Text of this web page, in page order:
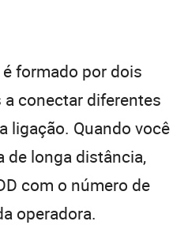
formado por dois
conectar diferentes
ligação. Quando você
de longa distância,
com o número de
operadora.